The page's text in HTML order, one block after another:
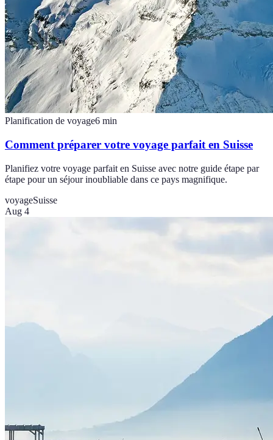
Planification de voyage6 min
Comment préparer votre voyage parfait en Suisse
Planifiez votre voyage parfait en Suisse avec notre guide étape par
étape pour un séjour inoubliable dans ce pays magnifique.
voyageSuisse
Aug 4